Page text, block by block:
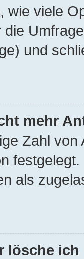
wie viele
und
mehr
Zahl
als
lösche